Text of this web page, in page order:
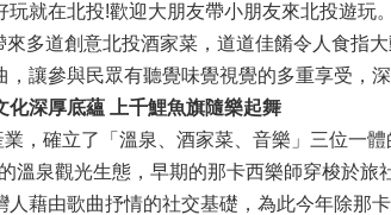
就在北投!歡迎大朋友帶小朋友來北投遊玩。
道創意北投酒家菜，道道佳餚令人食指
讓參與民眾有聽覺味覺視覺的多重享受，深
化深厚底蘊 上千鯉魚旗隨樂起舞
確立了「溫泉、酒家菜、音樂」三位一體
泉觀光生態，早期的那卡西樂師穿梭於旅
藉由歌曲抒情的社交基礎，為此今年除那